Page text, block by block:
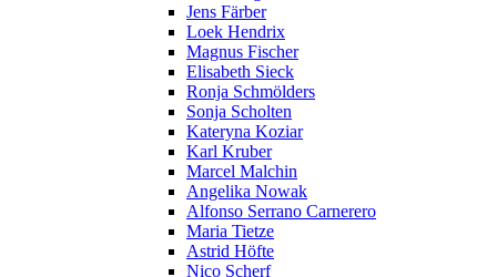
Jens Färber
Loek Hendrix
Magnus Fischer
Elisabeth Sieck
Ronja Schmölders
Sonja Scholten
Kateryna Koziar
Karl Kruber
Marcel Malchin
Angelika Nowak
Alfonso Serrano Carnerero
Maria Tietze
Astrid Höfte
Nico Scherf